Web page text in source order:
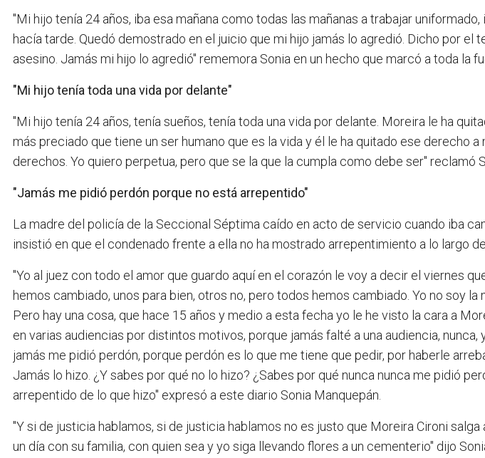
"Mi hijo tenía 24 años, iba esa mañana como todas las mañanas a trabajar
hacía tarde. Quedó demostrado en el juicio que mi hijo jamás lo agredió. Dicho por el
asesino. Jamás mi hijo lo agredió" rememora Sonia en un hecho que marcó a toda la
"Mi hijo tenía toda una vida por delante"
"Mi hijo tenía 24 años, tenía sueños, tenía toda una vida por delante. Moreira le ha
más preciado que tiene un ser humano que es la vida y él le ha quitado ese derecho a
derechos. Yo quiero perpetua, pero que se la que la cumpla como debe ser" reclamó
"Jamás me pidió perdón porque no está arrepentido"
La madre del policía de la Seccional Séptima caído en acto de servicio cuando iba
insistió en que el condenado frente a ella no ha mostrado arrepentimiento a lo largo
"Yo al juez con todo el amor que guardo aquí en el corazón le voy a decir el viernes
hemos cambiado, unos para bien, otros no, pero todos hemos cambiado. Yo no soy la
Pero hay una cosa, que hace 15 años y medio a esta fecha yo le he visto la cara a
en varias audiencias por distintos motivos, porque jamás falté a una audiencia, nunca,
jamás me pidió perdón, porque perdón es lo que me tiene que pedir, por haberle
Jamás lo hizo. ¿Y sabes por qué no lo hizo? ¿Sabes por qué nunca nunca me pidió
arrepentido de lo que hizo" expresó a este diario Sonia Manquepán.
"Y si de justicia hablamos, si de justicia hablamos no es justo que Moreira Cironi
un día con su familia, con quien sea y yo siga llevando flores a un cementerio" dijo